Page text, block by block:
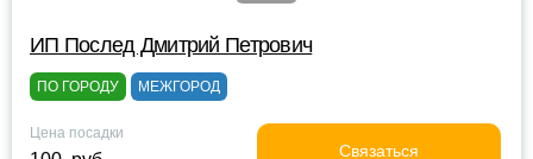
ИП Послед Дмитрий Петрович
ПО ГОРОДУ МЕЖГОРОД
Цена посадки
Связаться